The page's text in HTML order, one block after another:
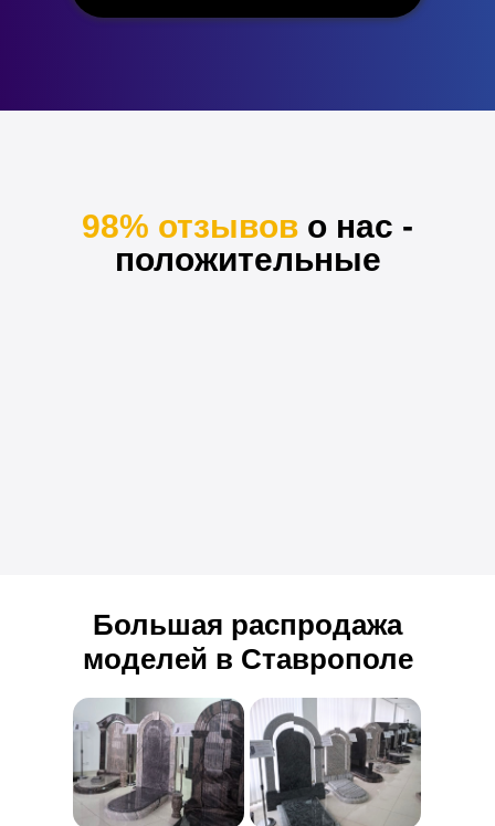
98% отзывов о нас -
положительные
Большая распродажа
моделей в Ставрополе